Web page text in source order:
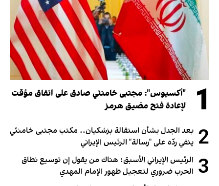
1
"أكسيوس": مجتبى خامنئي صادق على اتفاق مؤقت
لإعادة فتح مضيق هرمز
2 بعد الجدل بشأن استقالة بزشكيان.. مكتب مجتبى خامنئي
ينفي ردّه على "رسالة" الرئيس الإيراني
3 الرئيس الإيراني الأسبق: هناك من يقول إن توسيع نطاق
الحرب ضروري لتعجيل ظهور الإمام المهدي